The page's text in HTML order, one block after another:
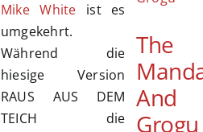
Mike White ist es
umgekehrt.
Während die
hiesige Version
RAUS AUS DEM
TEICH die
The
And
Grogu